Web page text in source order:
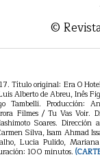
©
Título original: Era O
Alberto de Abreu, Inês
Tambelli. Producción:
Filmes / Tu Vas Voir.
Soares. Dirección
Silva, Isam Ahmad
Lucia Pulido, Mariana
100 minutos.